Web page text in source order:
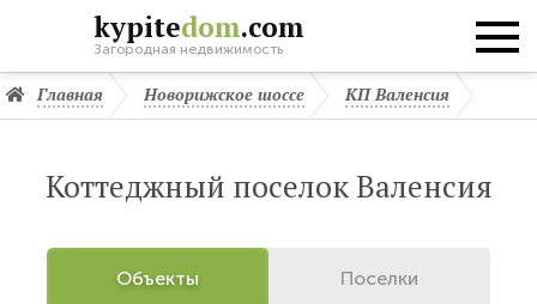
kypitedom.com
Загородная недвижимость
Главная Новорижское шоссе КП Валенсия
Коттеджный поселок Валенсия
Объекты Поселки